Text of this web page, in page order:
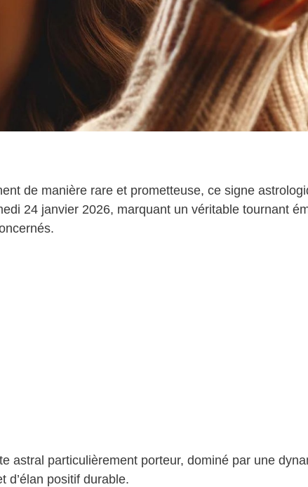
de manière rare et prometteuse, ce signe
24 janvier 2026, marquant un véritable tournant
astral particulièrement porteur, dominé par une
d’élan positif durable.